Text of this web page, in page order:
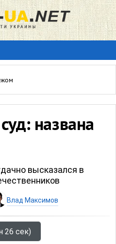
названа
высказался в
Влад Максимов
26 сек)